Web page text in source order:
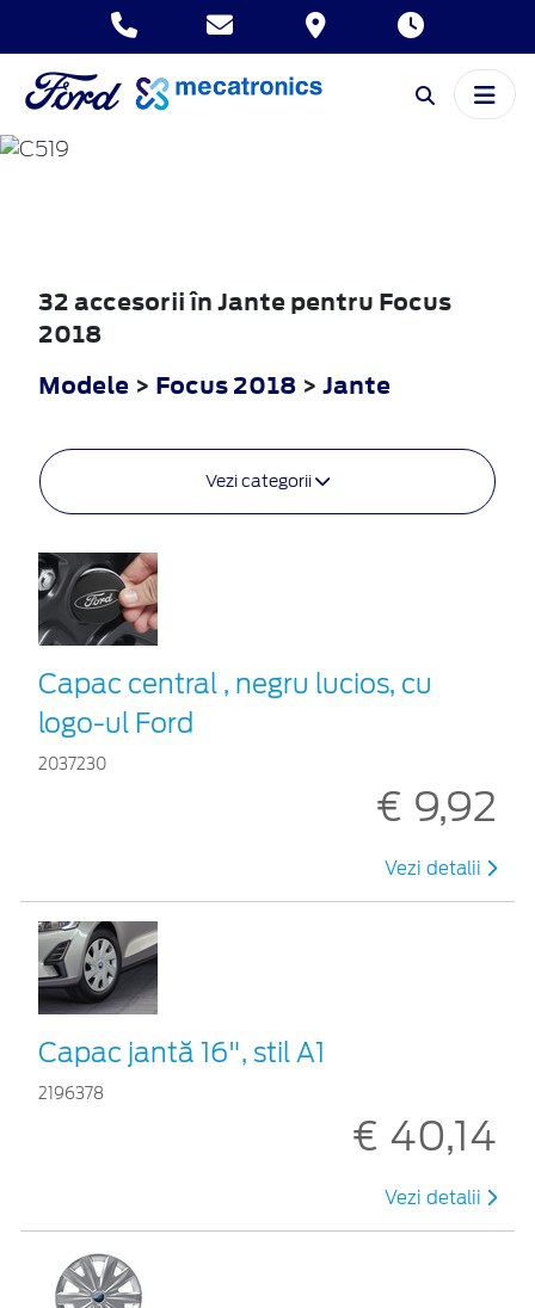
FOCUS
32 accesorii în Jante pentru Focus
2018
Modele > Focus 2018 > Jante
Vezi categorii
Capac central , negru lucios, cu
logo-ul Ford
2037230
€ 9,92
Vezi detalii
Capac jantă 16", stil A1
2196378
€ 40,14
Vezi detalii